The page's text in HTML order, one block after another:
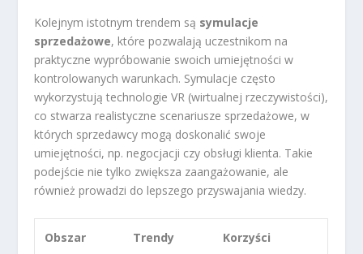
Kolejnym istotnym trendem są symulacje
sprzedażowe, które pozwalają uczestnikom na
praktyczne wypróbowanie swoich umiejętności w
kontrolowanych warunkach. Symulacje często
wykorzystują technologie VR (wirtualnej rzeczywistości),
co stwarza realistyczne scenariusze sprzedażowe, w
których sprzedawcy mogą doskonalić swoje
umiejętności, np. negocjacji czy obsługi klienta. Takie
podejście nie tylko zwiększa zaangażowanie, ale
również prowadzi do lepszego przyswajania wiedzy.
Obszar Trendy Korzyści